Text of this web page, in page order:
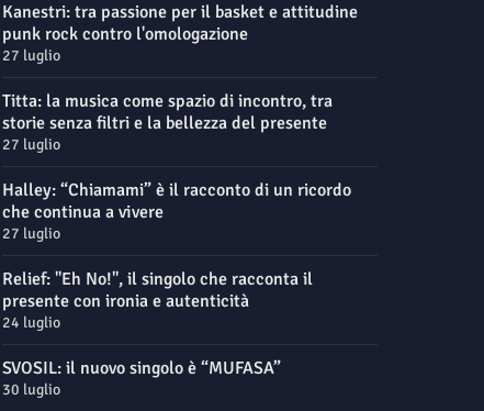
Kanestri: tra passione per il basket e attitudine
punk rock contro l'omologazione
27 luglio
Titta: la musica come spazio di incontro, tra
storie senza filtri e la bellezza del presente
27 luglio
Halley: “Chiamami” è il racconto di un ricordo
che continua a vivere
27 luglio
Relief: "Eh No!", il singolo che racconta il
presente con ironia e autenticità
24 luglio
SVOSIL: il nuovo singolo è “MUFASA”
30 luglio